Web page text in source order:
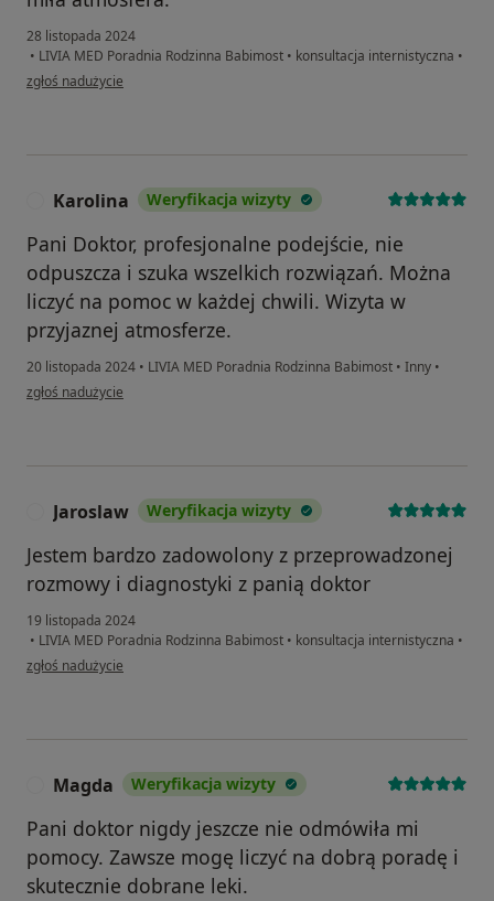
28 listopada 2024
• LIVIA MED Poradnia Rodzinna Babimost • konsultacja internistyczna •
w opinii użytkownika ANDRZEJ
zgłoś nadużycie
Karolina Weryfikacja wizyty
Pani Doktor, profesjonalne podejście, nie
odpuszcza i szuka wszelkich rozwiązań. Można
liczyć na pomoc w każdej chwili. Wizyta w
przyjaznej atmosferze.
20 listopada 2024 • LIVIA MED Poradnia Rodzinna Babimost • Inny •
w opinii użytkownika Karolina
zgłoś nadużycie
Jaroslaw Weryfikacja wizyty
Jestem bardzo zadowolony z przeprowadzonej
rozmowy i diagnostyki z panią doktor
19 listopada 2024
• LIVIA MED Poradnia Rodzinna Babimost • konsultacja internistyczna •
w opinii użytkownika Jaroslaw
zgłoś nadużycie
Magda Weryfikacja wizyty
Pani doktor nigdy jeszcze nie odmówiła mi
pomocy. Zawsze mogę liczyć na dobrą poradę i
skutecznie dobrane leki.